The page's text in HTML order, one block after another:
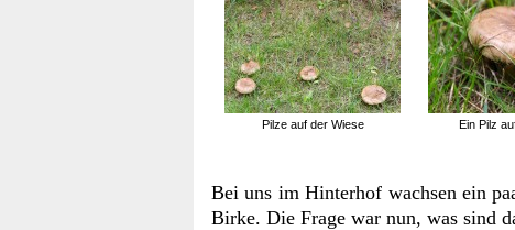
Pilze auf der Wiese Ein Pilz
Bei uns im Hinterhof wachsen ein
Birke. Die Frage war nun, was sind